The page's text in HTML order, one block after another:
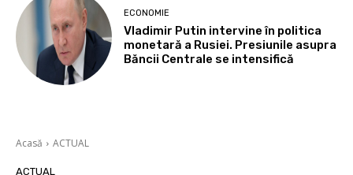
ECONOMIE
Vladimir Putin intervine în politica
monetară a Rusiei. Presiunile asupra
Băncii Centrale se intensifică